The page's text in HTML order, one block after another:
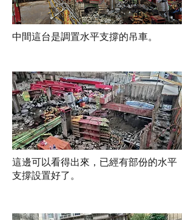
中間這台是調置水平支撐的吊車。
這邊可以看得出來，已經有部份的水平
支撐設置好了。